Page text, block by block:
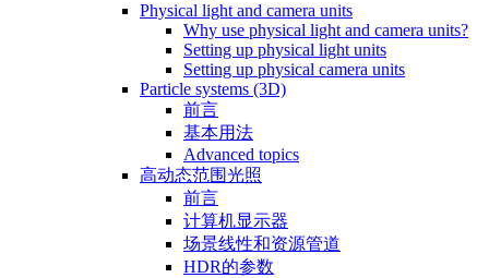
Physical light and camera units
Why use physical light and camera units?
Setting up physical light units
Setting up physical camera units
Particle systems (3D)
前言
基本用法
Advanced topics
高动态范围光照
前言
计算机显示器
场景线性和资源管道
HDR的参数